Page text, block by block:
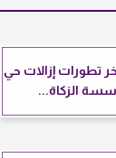
تطورات إزالات حي
الزكاة...